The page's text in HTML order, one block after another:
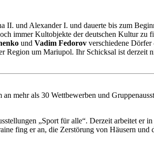
II. und Alexander I. und dauerte bis zum
immer Kultobjekte der deutschen Kultur zu
und Vadim Fedorov verschiedene Dörfer
Region um Mariupol. Ihr Schicksal ist derzeit
mehr als 30 Wettbewerben und
„Sport für alle“. Derzeit arbeitet er in
fing er an, die Zerstörung von Häusern und